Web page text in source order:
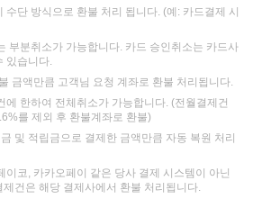
수단 방식으로 환불 처리 됩니다. (예: 카드결제 시
부분취소가 가능합니다. 카드 승인취소는 카드사
있습니다.
금액만큼 고객님 요청 계좌로 환불 처리됩니다.
에 한하여 전체취소가 가능합니다. (전월결제건
를 제외 후 환불계좌로 환불)
및 적립금으로 결제한 금액만큼 자동 복원 처리
이코, 카카오페이 같은 당사 결제 시스템이 아닌
건은 해당 결제사에서 환불 처리됩니다.